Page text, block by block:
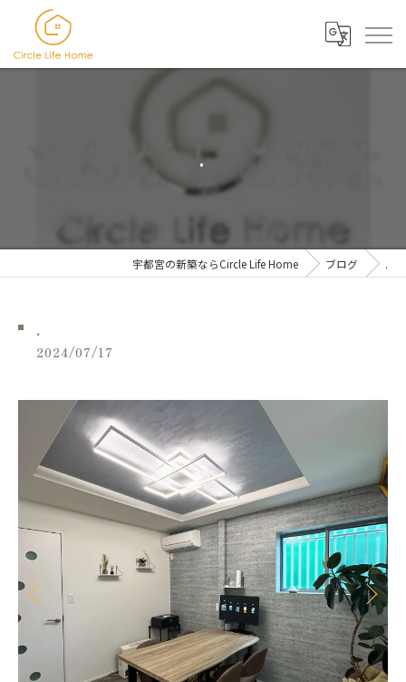
.
宇都宮の新築ならCircle Life Home ブログ .
.
2024/07/17